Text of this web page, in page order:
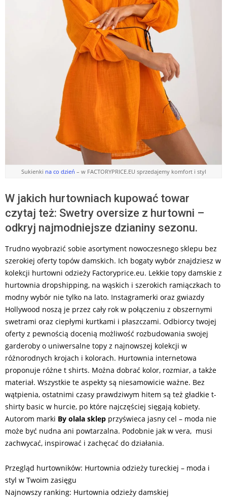
Sukienki na co dzień – w FACTORYPRICE.EU sprzedajemy komfort i styl
W jakich hurtowniach kupować towar
czytaj też: Swetry oversize z hurtowni –
odkryj najmodniejsze dzianiny sezonu.
Trudno wyobrazić sobie asortyment nowoczesnego sklepu bez
szerokiej oferty topów damskich. Ich bogaty wybór znajdziesz w
kolekcji hurtowni odzieży Factoryprice.eu. Lekkie topy damskie z
hurtownia dropshipping, na wąskich i szerokich ramiączkach to
modny wybór nie tylko na lato. Instagramerki oraz gwiazdy
Hollywood noszą je przez cały rok w połączeniu z obszernymi
swetrami oraz ciepłymi kurtkami i płaszczami. Odbiorcy twojej
oferty z pewnością docenią możliwość rozbudowania swojej
garderoby o uniwersalne topy z najnowszej kolekcji w
różnorodnych krojach i kolorach. Hurtownia internetowa
proponuje różne t shirts. Można dobrać kolor, rozmiar, a także
materiał. Wszystkie te aspekty są niesamowicie ważne. Bez
wątpienia, ostatnimi czasy prawdziwym hitem są też gładkie t-
shirty basic w hurcie, po które najczęściej sięgają kobiety.
Autorom marki By olala sklep przyświeca jasny cel – moda nie
może być nudna ani powtarzalna. Podobnie jak w vera, musi
zachwycać, inspirować i zachęcać do działania.
Przegląd hurtowników: Hurtownia odzieży tureckiej – moda i
styl w Twoim zasięgu
Najnowszy ranking: Hurtownia odzieży damskiej